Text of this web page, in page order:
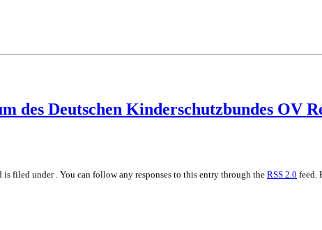
des Deutschen Kinderschutzbundes OV
filed under . You can follow any responses to this entry through the RSS 2.0 feed.